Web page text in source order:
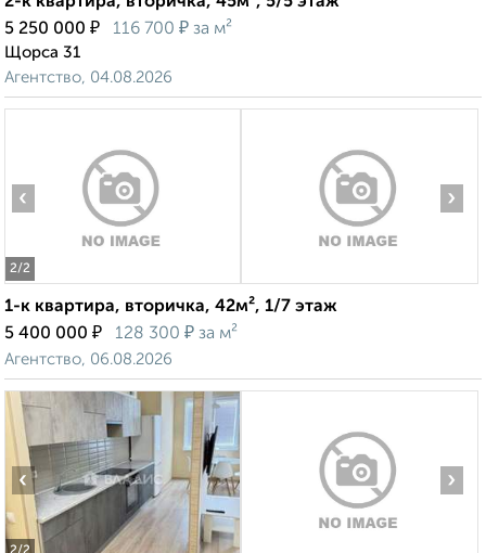
5 250 000 ₽ 116 700 ₽ за м²
Щорса 31
Агентство, 04.08.2026
2/2
‹ ›
1-к квартира, вторичка, 42м², 1/7 этаж
5 400 000 ₽ 128 300 ₽ за м²
Агентство, 06.08.2026
‹ ›